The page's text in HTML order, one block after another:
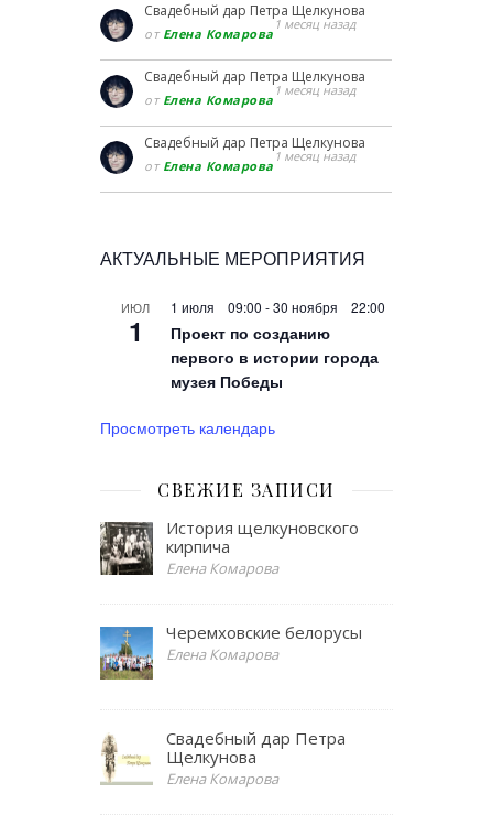
Свадебный дар Петра Щелкунова
от Елена Комарова
1 месяц назад
Свадебный дар Петра Щелкунова
от Елена Комарова
1 месяц назад
Свадебный дар Петра Щелкунова
от Елена Комарова
1 месяц назад
АКТУАЛЬНЫЕ МЕРОПРИЯТИЯ
ИЮЛ
1
1 июля 09:00 -30 ноября 22:00
Проект по созданию
первого в истории города
музея Победы
Просмотреть календарь
СВЕЖИЕ ЗАПИСИ
История щелкуновского
кирпича
Елена Комарова
Черемховские белорусы
Елена Комарова
Свадебный дар Петра
Щелкунова
Елена Комарова